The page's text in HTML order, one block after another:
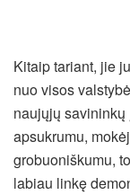
Kitaip tariant, jie
nuo visos
naujųjų
apsukrumu,
grobuoniškumu,
labiau linkę